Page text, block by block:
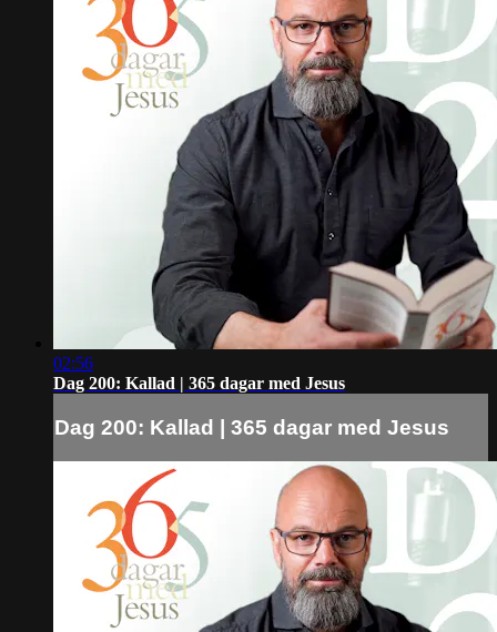
02:56
Dag 200: Kallad | 365 dagar med Jesus
Dag 200: Kallad | 365 dagar med Jesus